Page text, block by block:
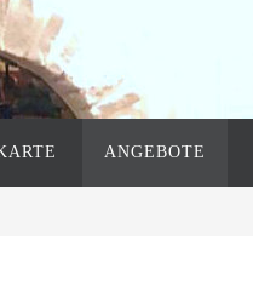
ANGEBOTE